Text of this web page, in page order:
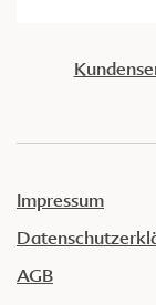
Impressum
AGB